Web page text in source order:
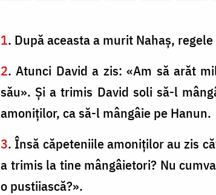
1. După aceasta a murit Nahaş,
2. Atunci David a zis: «Am să arăt
său». Şi a trimis David soli să-l
amoniţilor, ca să-l mângâie pe Hanun.
3. Însă căpeteniile amoniţilor au zis
a trimis la tine mângâietori? Nu
o pustiiască?».